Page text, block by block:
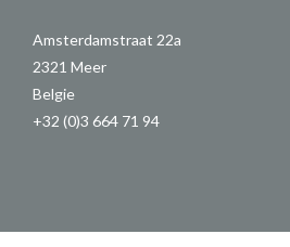
Amsterdamstraat 22a
2321 Meer
Belgie
+32 (0)3 664 71 94